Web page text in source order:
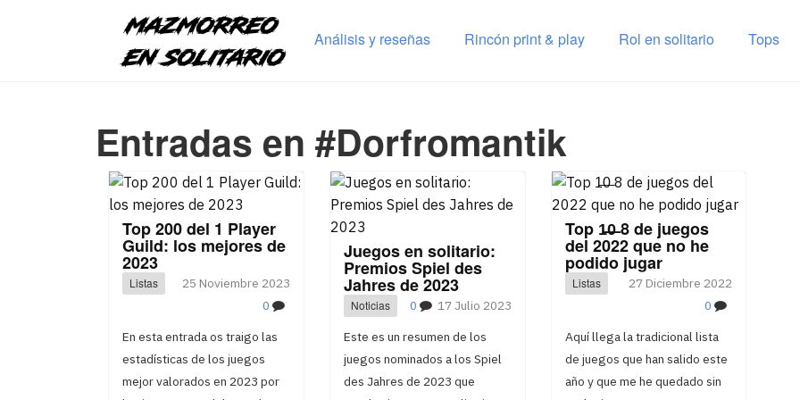
Análisis y reseñas Rincón print & play Rol en solitario Tops
Entradas en #Dorfromantik
Top 200 del 1 Player
Guild: los mejores de
2023
Listas
25 Noviembre 2023
0
En esta entrada os traigo las
estadísticas de los juegos
mejor valorados en 2023 por
Juegos en solitario:
Premios Spiel des
Jahres de 2023
Noticias 17 Julio 2023
0
Este es un resumen de los
juegos nominados a los Spiel
des Jahres de 2023 que
Top 1̶0̶ 8 de juegos
del 2022 que no he
podido jugar
Listas
27 Diciembre 2022
0
Aquí llega la tradicional lista
de juegos que han salido este
año y que me he quedado sin